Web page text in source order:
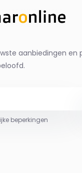
aanbiedingen en
beperkingen